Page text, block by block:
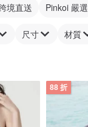
境直送 Pinkoi 嚴選
尺寸 材質
88 折